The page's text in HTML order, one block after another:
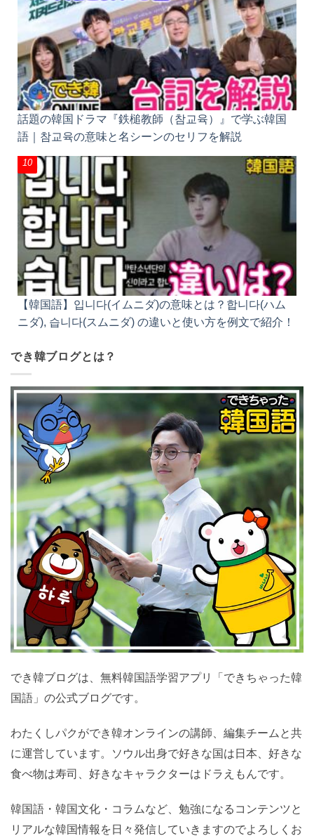
話題の韓国ドラマ『鉄槌教師（참교육）』で学ぶ韓国
語｜참교육の意味と名シーンのセリフを解説
【韓国語】입니다(イムニダ)の意味とは？합니다(ハム
ニダ), 습니다(スムニダ) の違いと使い方を例文で紹介！
でき韓ブログとは？
でき韓ブログは、無料韓国語学習アプリ「できちゃった韓
国語」の公式ブログです。
わたくしパクができ韓オンラインの講師、編集チームと共
に運営しています。ソウル出身で好きな国は日本、好きな
食べ物は寿司、好きなキャラクターはドラえもんです。
韓国語・韓国文化・コラムなど、勉強になるコンテンツと
リアルな韓国情報を日々発信していきますのでよろしくお